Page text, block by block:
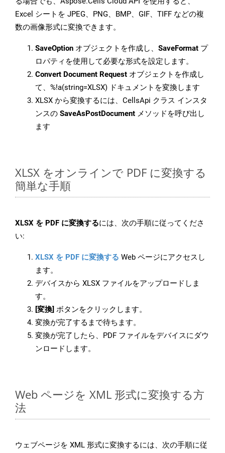
Excel シートを JPEG、PNG、BMP、GIF、TIFF などの複
数の画像形式に変換できます。
SaveOption オブジェクトを作成し、 SaveFormat プ
ロパティを使用して必要な形式を設定します。
Convert Document Request オブジェクトを作成し
て、%!a(string=XLSX) ドキュメントを変換します
XLSX から変換するには、CellsApi クラス インスタ
ンスの SaveAsPostDocument メソッドを呼び出し
ます
XLSX をオンラインで PDF に変換する
簡単な手順
XLSX を PDF に変換するには、次の手順に従ってくださ
い:
XLSX を PDF に変換する Web ページにアクセスし
ます。
デバイスから XLSX ファイルをアップロードしま
す。
[変換] ボタンをクリックします。
変換が完了するまで待ちます。
変換が完了したら、PDF ファイルをデバイスにダウ
ンロードします。
Web ページを XML 形式に変換する方
法
ウェブページを XML 形式に変換するには、次の手順に従